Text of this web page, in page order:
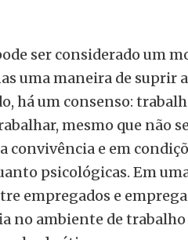
ser considerado um
uma maneira de suprir
há um consenso:
mesmo que não
convivência e em
psicológicas. Em
empregados e
no ambiente de